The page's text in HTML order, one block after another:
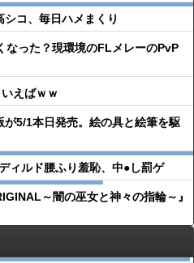
コ、毎日ハメまくり
なった？現環境のFLメレーのPvP
えばｗｗ
が5/1本日発売。絵の具と絵筆を駆
ィルド腰ふり羞恥、中●︎し罰ゲ
～闇の巫女と神々の指輪～』